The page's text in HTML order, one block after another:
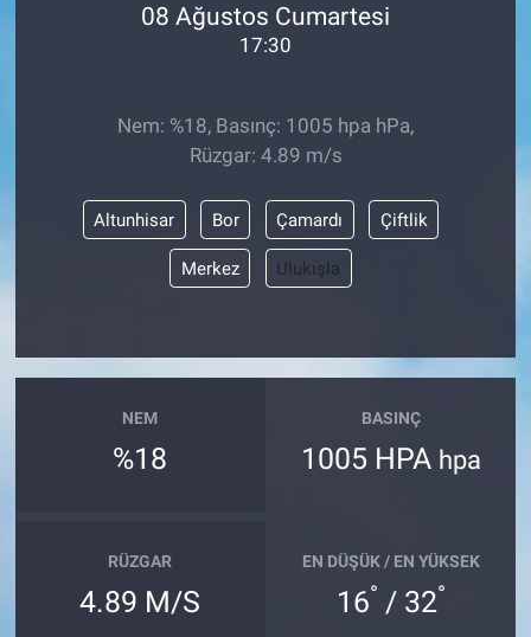
08 Ağustos Cumartesi
17:30
Nem: %18, Basınç: 1005 hpa hPa,
Rüzgar: 4.89 m/s
Altunhisar Bor Çamardı Çiftlik
Merkez Ulukışla
NEM
%18
BASINÇ
1005 HPA hpa
RÜZGAR
4.89 M/S
EN DÜŞÜK / EN YÜKSEK
16° / 32°